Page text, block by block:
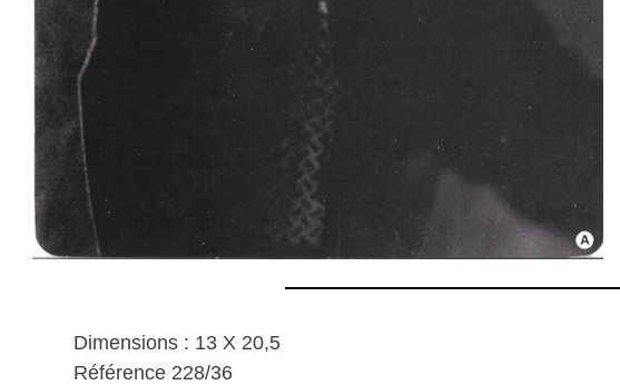
Dimensions : 13 X 20,5
Référence 228/36